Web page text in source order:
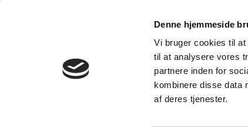
Denne hjemmeside
Vi bruger cookies til
til at analysere vores
partnere inden for
kombinere disse data
af deres tjenester.
UDDANNELSE